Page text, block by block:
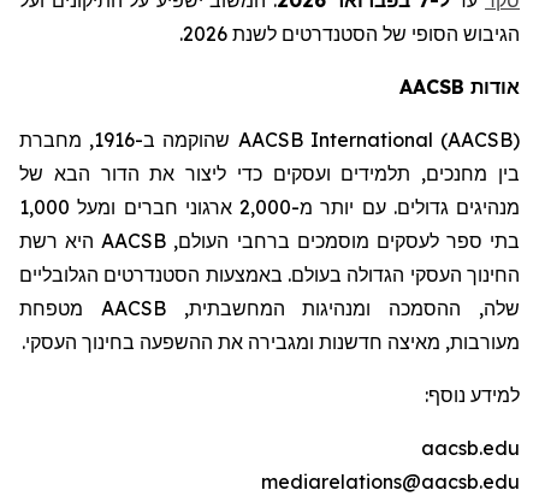
הגיבוש הסופי של הסטנדרטים לשנת 2026.
אודות AACSB
AACSB International (AACSB) שהוקמה ב-1916,
מחברת
בין מחנכים, תלמידים ועסקים כדי ליצור את הדור הבא של
מנהיגים גדולים. עם יותר מ-2,000 ארגוני חברים ומעל 1,000
בתי ספר לעסקים מוסמכים ברחבי העולם, AACSBהיא רשת
החינוך העסקי הגדולה בעולם. באמצעות הסטנדרטים הגלובליים
שלה, ההסמכה ומנהיגות המחשבתית,AACSB מטפחת
מעורבות, מאיצה חדשנות ומגבירה את ההשפעה בחינוך העסקי.
למידע נוסף:
aacsb.edu
mediarelations@aacsb.edu